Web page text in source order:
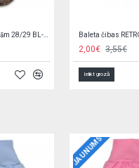
2,90€ 6,60€
Ielikt grozā
JAUNUMS